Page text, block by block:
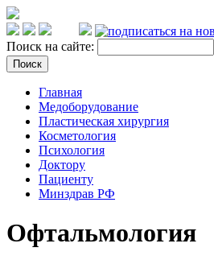
Поиск на сайте:
Главная
Медоборудование
Пластическая хирургия
Косметология
Психология
Доктору
Пациенту
Минздрав РФ
Офтальмология